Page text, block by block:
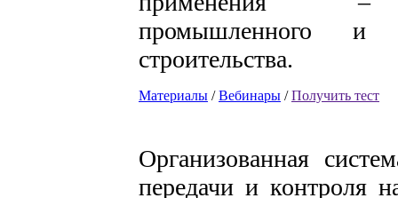
промышленного и
строительства.
Материалы /Вебинары /Получить тест
Организованная
передачи и контроля